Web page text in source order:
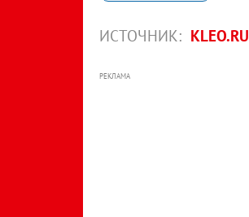
ИСТОЧНИК: KLEO.RU
РЕКЛАМА